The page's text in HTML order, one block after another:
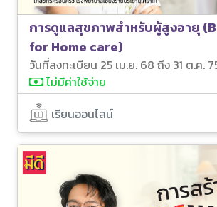
การดูแลสุขภาพสำหรับผู้สูงอายุ
for Home care)
วันที่ลงทะเบียน 25 เม.ย. 68 ถึง 31 ต.ค.
ไม่มีค่าใช้จ่าย
เรียนออนไลน์